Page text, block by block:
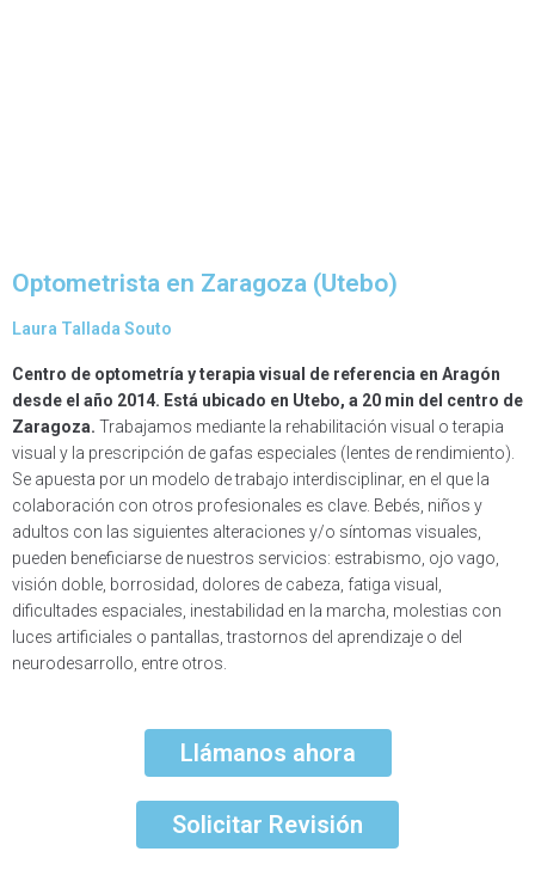
Optometrista en Zaragoza (Utebo)
Laura Tallada Souto
Centro de optometría y terapia visual de referencia en Aragón
desde el año 2014. Está ubicado en Utebo, a 20 min del centro de
Zaragoza. Trabajamos mediante la rehabilitación visual o terapia
visual y la prescripción de gafas especiales (lentes de rendimiento).
Se apuesta por un modelo de trabajo interdisciplinar, en el que la
colaboración con otros profesionales es clave. Bebés, niños y
adultos con las siguientes alteraciones y/o síntomas visuales,
pueden beneficiarse de nuestros servicios: estrabismo, ojo vago,
visión doble, borrosidad, dolores de cabeza, fatiga visual,
dificultades espaciales, inestabilidad en la marcha, molestias con
luces artificiales o pantallas, trastornos del aprendizaje o del
neurodesarrollo, entre otros.
Llámanos ahora
Solicitar Revisión